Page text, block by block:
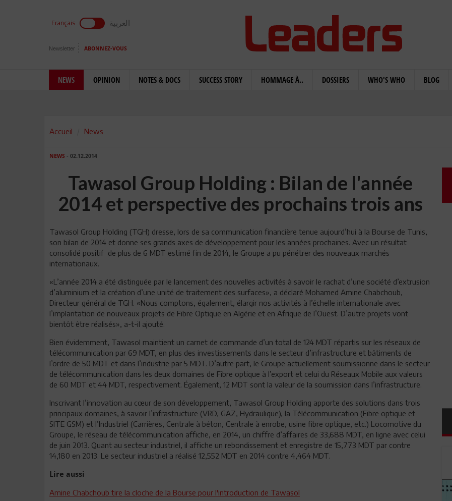
Français العربية
Newsletter ABONNEZ-VOUS
NEWS OPINION NOTES & DOCS SUCCESS STORY HOMMAGE À.. DOSSIERS WHO'S WHO BLOG
Accueil News
NEWS - 02.12.2014
Tawasol Group Holding : Bilan de l'année
2014 et perspective des prochains trois ans
Tawasol Group Holding (TGH) dresse, lors de sa communication financière tenue aujourd’hui à la Bourse de Tunis,
son bilan de 2014 et donne ses grands axes de développement pour les années prochaines. Avec un résultat
consolidé positif de plus de 6 MDT estimé fin de 2014, le Groupe a pu pénétrer des nouveaux marchés
internationaux.
«L’année 2014 a été distinguée par le lancement des nouvelles activités à savoir le rachat d’une société d’extrusion
d’aluminium et la création d’une unité de traitement des surfaces», a déclaré Mohamed Amine Chabchoub,
Directeur général de TGH. «Nous comptons, également, élargir nos activités à l’échelle internationale avec
l’implantation de nouveaux projets de Fibre Optique en Algérie et en Afrique de l’Ouest. D’autre projets vont
bientôt être réalisés», a-t-il ajouté.
Bien évidemment, Tawasol maintient un carnet de commande d’un total de 124 MDT répartis sur les réseaux de
télécommunication par 69 MDT, en plus des investissements dans le secteur d’infrastructure et bâtiments de
l’ordre de 50 MDT et dans l’industrie par 5 MDT. D’autre part, le Groupe actuellement soumissionne dans le secteur
de télécommunication dans les deux domaines de Fibre optique à l’export et celui du Réseaux Mobile aux valeurs
de 60 MDT et 44 MDT, respectivement. Également, 12 MDT sont la valeur de la soumission dans l’infrastructure.
Inscrivant l’innovation au cœur de son développement, Tawasol Group Holding apporte des solutions dans trois
principaux domaines, à savoir l’infrastructure (VRD, GAZ, Hydraulique), la Télécommunication (Fibre optique et
SITE GSM) et l’Industriel (Carrières, Centrale à béton, Centrale à enrobe, usine fibre optique, etc.) Locomotive du
Groupe, le réseau de télécommunication affiche, en 2014, un chiffre d’affaires de 33,688 MDT, en ligne avec celui
de juin 2013. Quant au secteur industriel, il affiche un rebondissement et enregistre de 15,773 MDT par contre
14,180 en 2013. Le secteur industriel a réalisé 12,552 MDT en 2014 contre 4,464 MDT.
Lire aussi
Amine Chabchoub tire la cloche de la Bourse pour l'introduction de Tawasol